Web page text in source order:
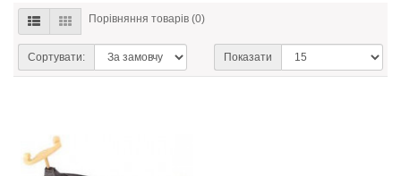
Порівняння товарів (0)
Сортувати: Показати